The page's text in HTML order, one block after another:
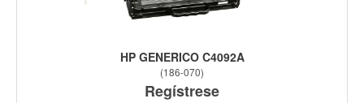
HP GENERICO C4092A
(186-070)
Regístrese